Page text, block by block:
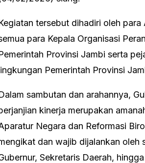
tersebut dihadiri oleh
para Kepala Organisasi
Provinsi Jambi serta
Pemerintah Provinsi
sambutan dan arahannya,
kinerja merupakan
Negara dan Reformasi
dan wajib dijalankan oleh
Sekretaris Daerah,